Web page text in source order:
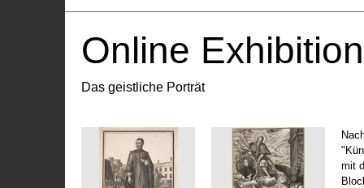
Online
Das geistliche Porträt
mit